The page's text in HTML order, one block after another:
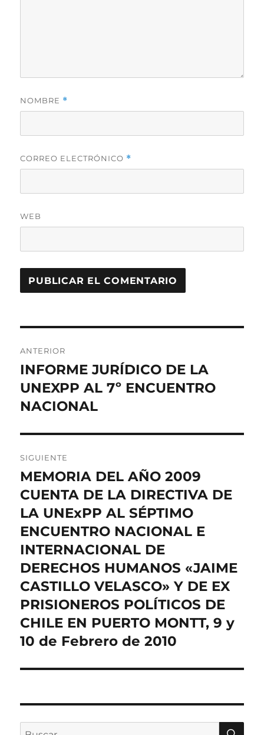
NOMBRE *
CORREO ELECTRÓNICO *
WEB
de
entradas
ANTERIOR
Entrada
anterior:
INFORME JURÍDICO DE LA
UNEXPP AL 7º ENCUENTRO
NACIONAL
SIGUIENTE
Entrada
siguiente:
MEMORIA DEL AÑO 2009
CUENTA DE LA DIRECTIVA DE
LA UNExPP AL SÉPTIMO
ENCUENTRO NACIONAL E
INTERNACIONAL DE
DERECHOS HUMANOS «JAIME
CASTILLO VELASCO» Y DE EX
PRISIONEROS POLÍTICOS DE
CHILE EN PUERTO MONTT, 9 y
10 de Febrero de 2010
Buscar